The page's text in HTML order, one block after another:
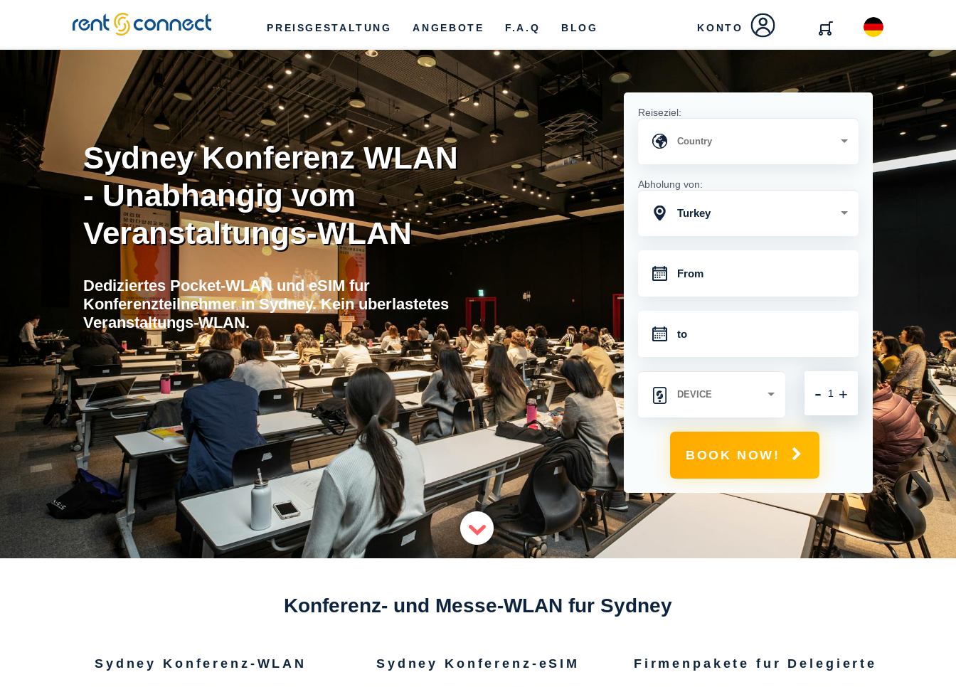
RENT'N
CONNECT
PREISGESTALTUNG ANGEBOTE F.A.Q BLOG KONTO
Sydney Konferenz WLAN
- Unabhangig vom
Veranstaltungs-WLAN
Dediziertes Pocket-WLAN und eSIM fur
Konferenzteilnehmer in Sydney. Kein uberlastetes
Veranstaltungs-WLAN.
Reiseziel:
Abholung von:
Turkey
+
-
BOOK NOW!
Konferenz- und Messe-WLAN fur Sydney
Sydney Konferenz-WLAN Sydney Konferenz-eSIM Firmenpakete fur Delegierte